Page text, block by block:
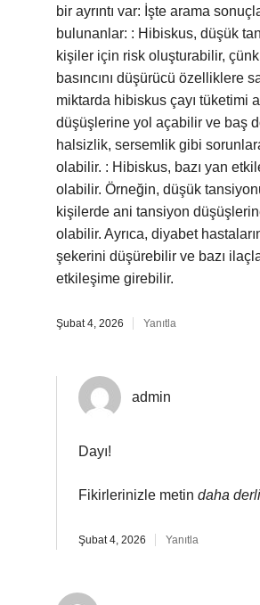
bir ayrıntı var: İşte arama
bulunanlar: : Hibiskus, düşük
kişiler için risk oluşturabilir,
basıncını düşürücü özelliklere
miktarda hibiskus çayı tüketimi
düşüşlerine yol açabilir ve baş
halsizlik, sersemlik gibi
olabilir. : Hibiskus, bazı yan
olabilir. Örneğin, düşük
kişilerde ani tansiyon
olabilir. Ayrıca, diyabet
şekerini düşürebilir ve bazı
etkileşime girebilir.
Şubat 4, 2026 Yanıtla
admin
Dayı!
Fikirlerinizle metin daha
Şubat 4, 2026 Yanıtla